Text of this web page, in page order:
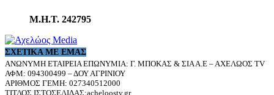
Μ.Η.Τ. 242795
ΣΧΕΤΙΚΆ ΜΕ ΕΜΆΣ
ΑΝΩΝΥΜΗ ΕΤΑΙΡΕΙΑ ΕΠΩΝΥΜΙΑ: Γ. ΜΠΟΚΑΣ & ΣΙΑ Α.Ε – ΑΧΕΛΩΟΣ TV
ΑΦΜ: 094300499 – ΔΟΥ ΑΓΡΙΝΙΟΥ
ΑΡΙΘΜΟΣ ΓΕΜΗ: 027340512000
ΤΙΤΛΟΣ ΙΣΤΟΣΕΛΙΔΑΣ:acheloostv.gr